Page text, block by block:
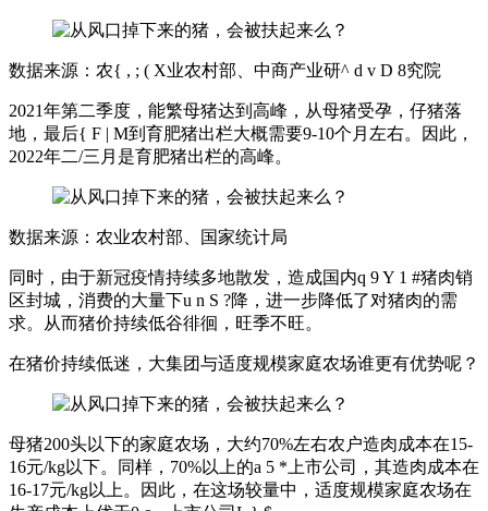
数据来源：农{ , ; ( X业农村部、中商产业研^ d v D 8究院
2021年第二季度，能繁母猪达到高峰，从母猪受孕，仔猪落
地，最后{ F | M到育肥猪出栏大概需要9-10个月左右。因此，
2022年二/三月是育肥猪出栏的高峰。
数据来源：农业农村部、国家统计局
同时，由于新冠疫情持续多地散发，造成国内q 9 Y 1 #猪肉销
区封城，消费的大量下u n S ?降，进一步降低了对猪肉的需
求。从而猪价持续低谷徘徊，旺季不旺。
在猪价持续低迷，大集团与适度规模家庭农场谁更有优势呢？
母猪200头以下的家庭农场，大约70%左右农户造肉成本在15-
16元/kg以下。同样，70%以上的a 5 * 上市公司，其造肉成本在
16-17元/kg以上。因此，在这场较量中，适度规模家庭农场在